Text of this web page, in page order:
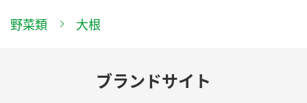
野菜類 大根
ブランドサイト